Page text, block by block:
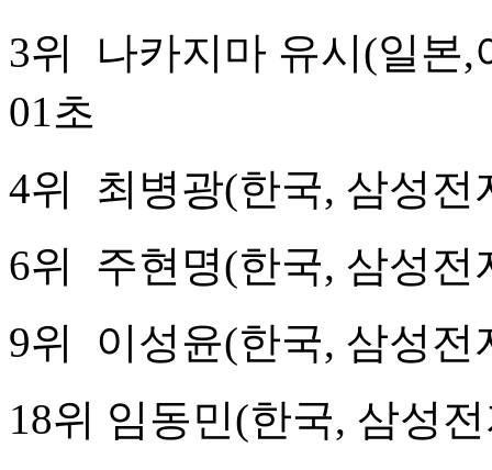
3위 나카지마 유시(일본
01초
4위 최병광(한국, 삼
6위 주현명(한국, 삼
9위 이성윤(한국, 삼
18위 임동민(한국,